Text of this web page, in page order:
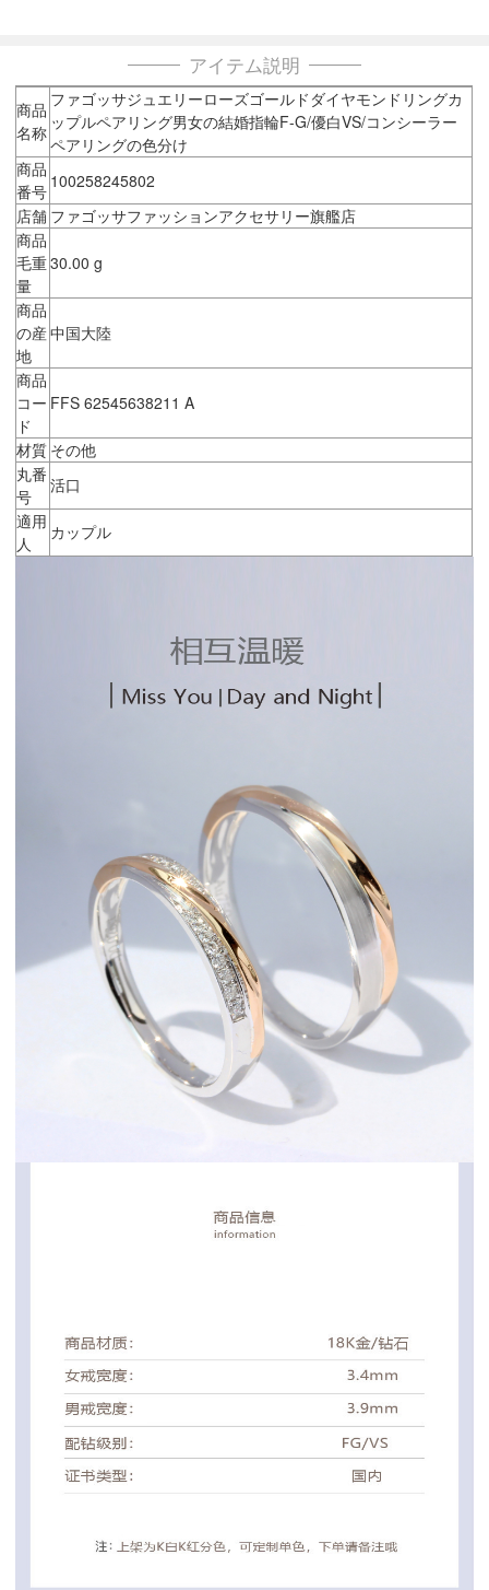
アイテム説明
商品
名称
ファゴッサジュエリーローズゴールドダイヤモンドリングカ
ップルペアリング男女の結婚指輪F-G/優白VS/コンシーラー
ペアリングの色分け
商品
番号 100258245802
店舗 ファゴッサファッションアクセサリー旗艦店
商品
毛重
量
30.00 g
商品
の産
地
中国大陸
商品
コー
ド
FFS 62545638211 A
材質 その他
丸番
号
活口
適用
人
カップル